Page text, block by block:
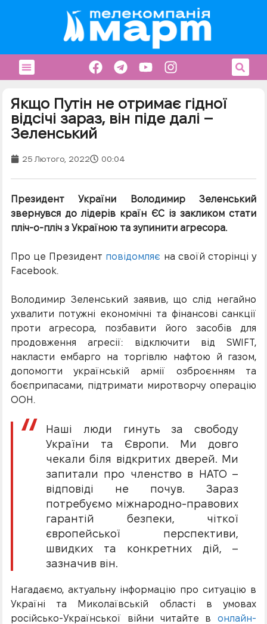
Якщо Путін не отримає гідної
відсічі зараз, він піде далі –
Зеленський
25 Лютого, 2022 00:04
Президент України Володимир Зеленський
звернувся до лідерів країн ЄС із закликом стати
пліч-о-пліч з Україною та зупинити агресора.
Про це Президент повідомляє на своїй сторінці у
Facebook.
Володимир Зеленський заявив, що слід негайно
ухвалити потужні економічні та фінансові санкції
проти агресора, позбавити його засобів для
продовження агресії: відключити від SWIFT,
накласти ембарго на торгівлю нафтою й газом,
допомогти українській армії озброєнням та
боєприпасами, підтримати миротворчу операцію
ООН.
Наші люди гинуть за свободу
України та Європи. Ми довго
чекали біля відкритих дверей. Ми
запитали про членство в НАТО –
відповіді не почув. Зараз
потребуємо міжнародно-правових
гарантій безпеки, чіткої
європейської перспективи,
швидких та конкретних дій, –
зазначив він.
Нагадаємо, актуальну інформацію про ситуацію в
Україні та Миколаївській області в умовах
російсько-Української війни читайте вонлайн-